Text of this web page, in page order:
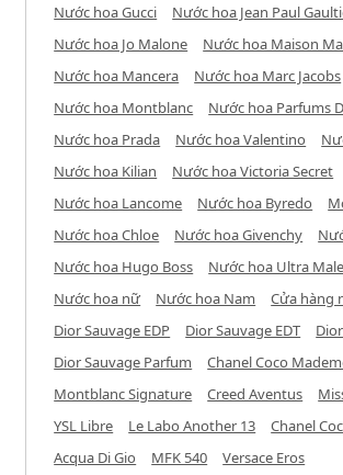
Nước hoa Gucci
Nước hoa Jean Paul
Nước hoa Jo Malone
Nước hoa Maison
Nước hoa Mancera
Nước hoa Marc Jacobs
Nước hoa Montblanc
Nước hoa Parfums
Nước hoa Prada
Nước hoa Valentino
Nước hoa Kilian
Nước hoa Victoria Secret
Nước hoa Lancome
Nước hoa Byredo
Nước hoa Chloe
Nước hoa Givenchy
Nước hoa Hugo Boss
Nước hoa Ultra Male
Nước hoa nữ
Nước hoa Nam
Cửa hàng
Dior Sauvage EDP
Dior Sauvage EDT
Dior Sauvage Parfum
Chanel Coco
Montblanc Signature
Creed Aventus
YSL Libre
Le Labo Another 13
Chanel
Acqua Di Gio
MFK 540
Versace Eros